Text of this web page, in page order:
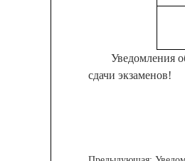
Уведомления
сдачи экзаменов!